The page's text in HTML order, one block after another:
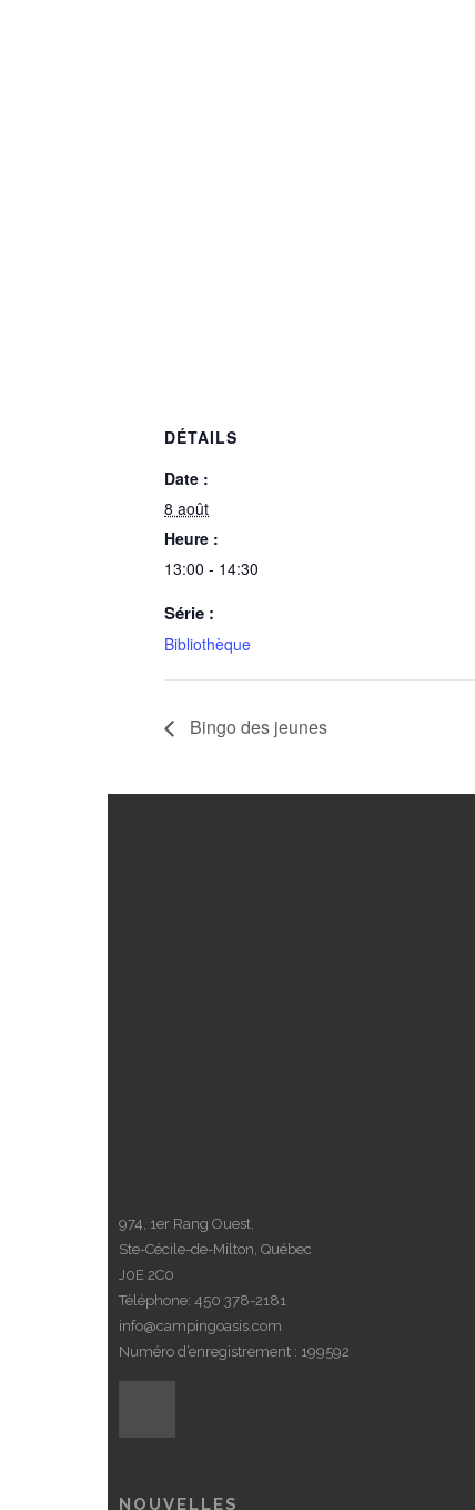
DÉTAILS
Date :
8 août
Heure :
13:00 - 14:30
Série :
Bibliothèque
Bingo des jeunes
974, 1er Rang Ouest,
Ste-Cécile-de-Milton, Québec
J0E 2C0
Téléphone: 450 378-2181
info@campingoasis.com
Numéro d’enregistrement : 199592
NOUVELLES